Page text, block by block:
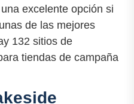
excelente opción si
de las mejores
132 sitios de
tiendas de campaña